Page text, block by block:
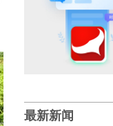
最新新闻